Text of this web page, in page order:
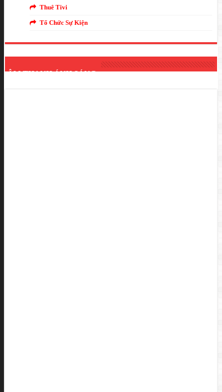
Thuê Tivi
Tổ Chức Sự Kiện
ÂM THANH ÁNH SÁNG